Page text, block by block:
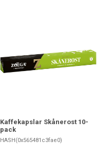
Kaffekapslar Skånerost 10-
pack
HASH(0x565481c3fae0)